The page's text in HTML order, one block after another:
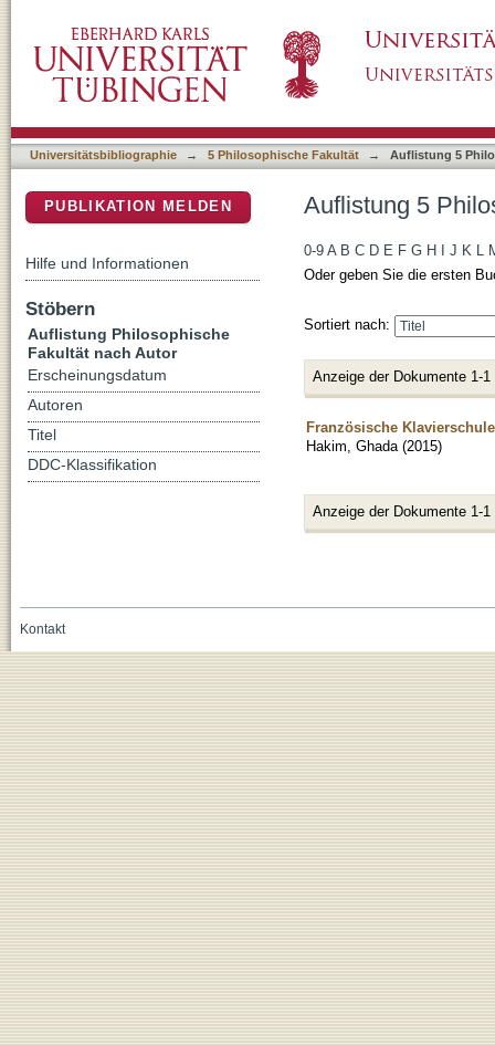
Universitätsbibliographie → 5 Philosophische Fakultät → Auflistung 5
Auflistung 5
0-9 A B C D E F G H J K L
Oder geben Sie die ersten
Sortiert nach:
Anzeige der Dokumente 1-1
Französische
Hakim, Ghada (2015)
Anzeige der Dokumente 1-1
PUBLIKATION MELDEN
Hilfe und Informationen
Stöbern
Auflistung Philosophische
Fakultät nach Autor
Erscheinungsdatum
Autoren
Titel
DDC-Klassifikation
Kontakt